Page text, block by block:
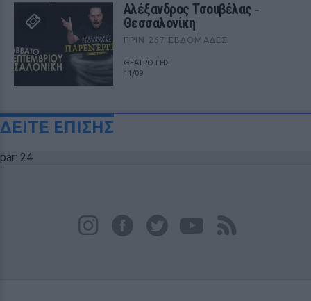
Αλέξανδρος Τσουβέλας ‑
Θεσσαλονίκη
ΠΡΙΝ 267 ΕΒΔΟΜΆΔΕΣ
ΘΕΑΤΡΟ ΓΗΣ
11/09
ΔΕΙΤΕ ΕΠΙΣΗΣ
par: 24